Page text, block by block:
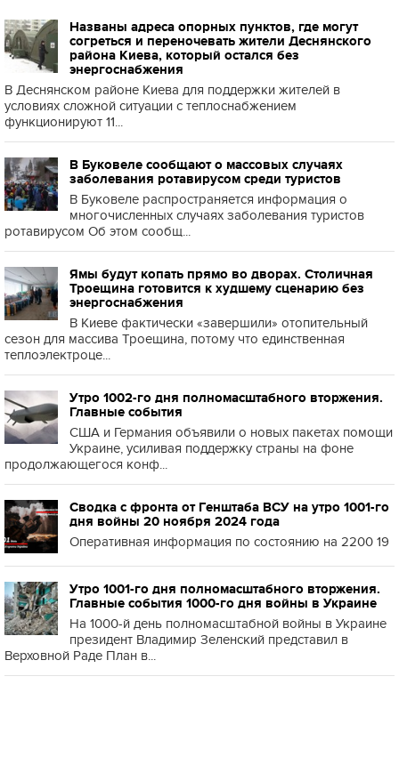
Названы адреса опорных пунктов, где могут
согреться и переночевать жители Деснянского
района Киева, который остался без
энергоснабжения
В Деснянском районе Киева для поддержки жителей в
условиях сложной ситуации с теплоснабжением
функционируют 11...
В Буковеле сообщают о массовых случаях
заболевания ротавирусом среди туристов
В Буковеле распространяется информация о
многочисленных случаях заболевания туристов
ротавирусом Об этом сообщ...
Ямы будут копать прямо во дворах. Столичная
Троещина готовится к худшему сценарию без
энергоснабжения
В Киеве фактически «завершили» отопительный
сезон для массива Троещина, потому что единственная
теплоэлектроце...
Утро 1002-го дня полномасштабного вторжения.
Главные события
США и Германия объявили о новых пакетах помощи
Украине, усиливая поддержку страны на фоне
продолжающегося конф...
Сводка с фронта от Генштаба ВСУ на утро 1001-го
дня войны 20 ноября 2024 года
Оперативная информация по состоянию на 2200 19
Утро 1001-го дня полномасштабного вторжения.
Главные события 1000-го дня войны в Украине
На 1000-й день полномасштабной войны в Украине
президент Владимир Зеленский представил в
Верховной Раде План в...